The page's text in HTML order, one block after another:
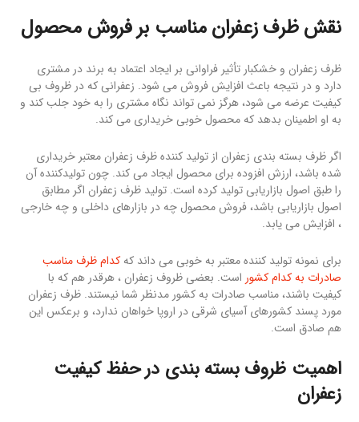
نقش ظرف زعفران مناسب بر فروش محصول
ظرف زعفران و خشکبار تأثیر فراوانی بر ایجاد اعتماد به برند در مشتری
دارد و در نتیجه باعث افزایش فروش می شود. زعفرانی که در ظروف بی
کیفیت عرضه می شود، هرگز نمی تواند نگاه مشتری را به خود جلب کند و
به او اطمینان بدهد که محصول خوبی خریداری می کند.
اگر ظرف بسته بندی زعفران از تولید کننده ظرف زعفران معتبر خریداری
شده باشد، ارزش افزوده برای محصول ایجاد می کند. چون تولیدکننده آن
را طبق اصول بازاریابی تولید کرده است. تولید ظرف زعفران اگر مطابق
اصول بازاریابی باشد، فروش محصول چه در بازارهای داخلی و چه خارجی
، افزایش می یابد.
برای نمونه تولید کننده معتبر به خوبی می داند کهکدام ظرف مناسب
صادرات به کدام کشور است. بعضی ظروف زعفران ، هرقدر هم که با
کیفیت باشند، مناسب صادرات به کشور مدنظر شما نیستند. ظرف زعفران
مورد پسند کشورهای آسیای شرقی در اروپا خواهان ندارد، و برعکس این
هم صادق است.
اهمیت ظروف بسته بندی در حفظ کیفیت
زعفران